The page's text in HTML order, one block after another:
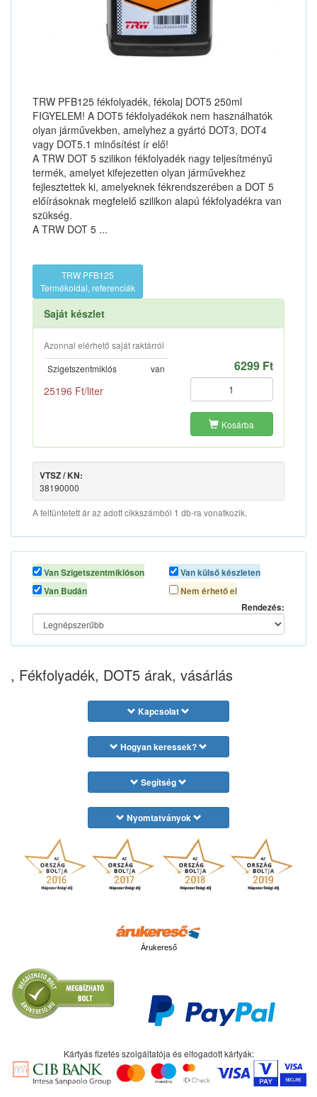
TRW PFB125 fékfolyadék, fékolaj DOT5 250ml
FIGYELEM! A DOT5 fékfolyadékok nem használhatók
olyan járművekben, amelyhez a gyártó DOT3, DOT4
vagy DOT5.1 minősítést ír elő!
A TRW DOT 5 szilikon fékfolyadék nagy teljesítményű
termék, amelyet kifejezetten olyan járművekhez
fejlesztettek ki, amelyeknek fékrendszerében a DOT 5
előírásoknak megfelelő szilikon alapú fékfolyadékra van
szükség.
A TRW DOT 5 ...
TRW PFB125
Termékoldal, referenciák
Saját készlet
Azonnal elérhető saját raktárról
Szigetszentmiklós
van
25196 Ft/liter
6299 Ft
Kosárba
VTSZ / KN:
38190000
A feltüntetett ár az adott cikkszámból 1 db-ra vonatkozik.
Van Szigetszentmiklóson
Van Budán
Van külső készleten
Nem érhető el
Rendezés:
, Fékfolyadék, DOT5 árak, vásárlás
Kapcsolat
Hogyan keressek?
Segítség
Nyomtatványok
Árukereső
Kártyás fizetés szolgáltatója és elfogadott kártyák: